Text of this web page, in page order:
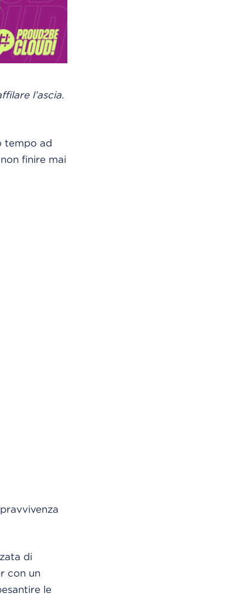
l’ascia.
tempo ad
finire mai
di
con un
le